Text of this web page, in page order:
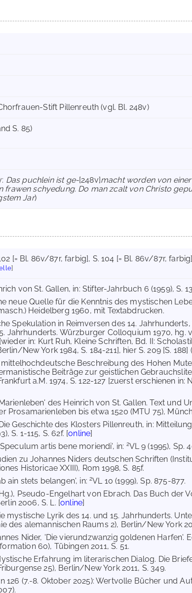
Stift Pillenreuth (vgl. Bl. 248v)
S. 85)
Das puchlein ist ge-[248v]macht worden von
frawen schyedung. Do man zcalt von Christo
Jar)
[= Bl. 86v/87r, farbig], S. 104 [= Bl. 86v/87r, farbig]
]
von St. Gallen, in: Stifter-Jahrbuch 6 (1959), S.
neue Quelle für die Kenntnis des mystischen
Heidelberg 1960, mit Textabdrucken.
Spekulation in Reimversen des 14.
Jahrhunderts. Würzburger Colloquium 1970,
in: Kurt Ruh, Kleine Schriften, Bd. II:
New York 1984, S. 184-211], hier S. 209 [S. 188]
mittelhochdeutsche Beschreibung des Hohen
Beiträge zur geistlichen
a.M. 1974, S. 122-127 [zuerst erschienen in:
des Heinrich von St. Gallen. Text und
Prosamarienleben bis etwa 1520 (MTU 75),
Geschichte des Klosters Pillenreuth, in:
S. 1-115, S. 62f. [online]
artis bene moriendi', in: 2VL 9 (1995), Sp.
zu Johannes Niders deutschen Schriften
Historicae XXIII), Rom 1998, S. 85f.
ain stets belangen', in:2VL 10 (1999), Sp. 875-877.
Pseudo-Engelhart von Ebrach. Das Buch der
2006, S. L. [online]
mystische Lyrik des 14. und 15. Jahrhunderts.
des alemannischen Raums 2), Berlin/New York
Nider, 'Die vierundzwanzig goldenen Harfen'.
60), Tübingen 2011, S. 51.
Erfahrung im literarischen Dialog. Die
25), Berlin/New York 2011, S. 349.
126 (7.-8. Oktober 2025): Wertvolle Bücher und